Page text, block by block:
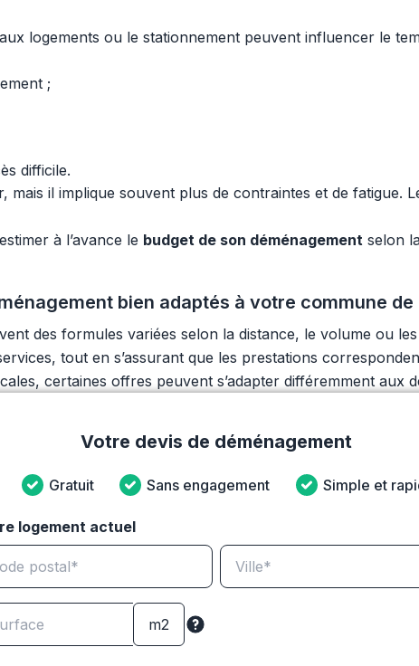
logements ou le stationnement peuvent influencer le
;
difficile.
mais il implique souvent plus de contraintes et de
à l’avance le budget de son déménagement selon
bien adaptés à votre commune de
des formules variées selon la distance, le volume ou
tout en s’assurant que les prestations
certaines offres peuvent s’adapter différemment aux
Votre devis de déménagement
Gratuit Sans engagement Simple et
logement actuel